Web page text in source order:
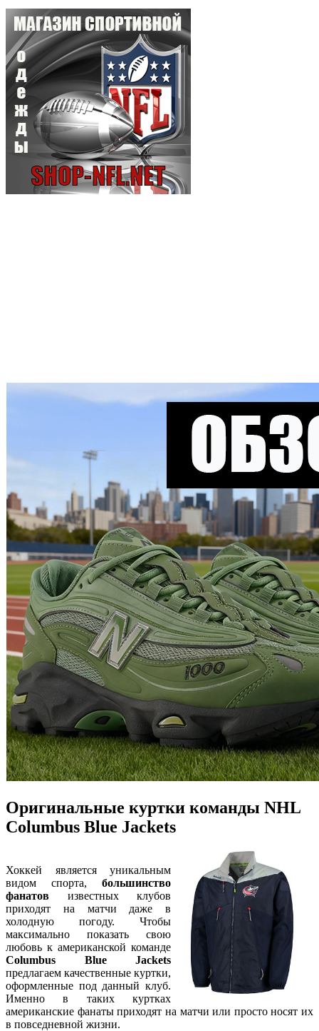
Оригинальные куртки команды NHL
Columbus Blue Jackets
Хоккей является уникальным
видом спорта, большинство
фанатов известных клубов
приходят на матчи даже в
холодную погоду. Чтобы
максимально показать свою
любовь к американской команде
Columbus Blue Jackets
предлагаем качественные куртки,
оформленные под данный клуб.
Именно в таких куртках
американские фанаты приходят на матчи или просто носят их
в повседневной жизни.